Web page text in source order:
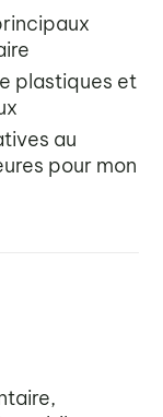
plastiques et
au
pour mon